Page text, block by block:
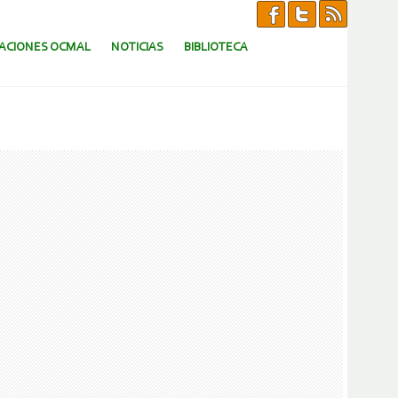
OCMAL NOTICIAS BIBLIOTECA